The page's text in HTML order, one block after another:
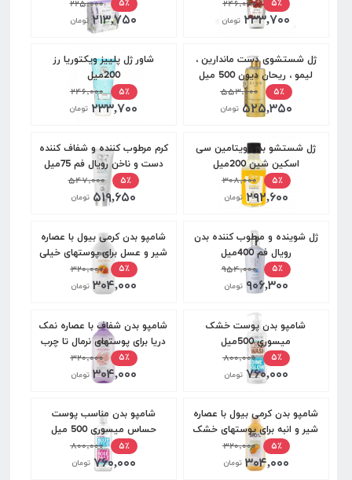
۵٪ ۲۴۶,۰۰۰
۲۳۳,۷۰۰ تومان
۵٪ ۲۲۵,۰۰۰
۲۱۳,۷۵۰ تومان
ژل شستشوی دست ماندارین ،
لیمو ، ریحان دیون 500 میل
۵٪
۵۵۳,۰۰۰
۵۲۵,۳۵۰ تومان
شاور ژل پلییز ویکتوریا رز
200میل
۵٪
۲۴۶,۰۰۰
۲۳۳,۷۰۰ تومان
ژل شستشو بدن ویتامین سی
اسکین شین 200میل
۵٪
۳۰۸,۰۰۰
۲۹۲,۶۰۰ تومان
کرم مرطوب کننده و شفاف کننده
دست و ناخن رویال فم 75میل
۵٪
۵۴۷,۰۰۰
۵۱۹,۶۵۰ تومان
ژل شوینده و مرطوب کننده بدن
رویال فم 400میل
۵٪
۹۵۴,۰۰۰
۹۰۶,۳۰۰ تومان
شامپو بدن کرمی بیول با عصاره
شیر و عسل برای پوستهای خیلی
خشک 400 میل
۵٪ ۳۲۰,۰۰۰
۳۰۴,۰۰۰ تومان
شامپو بدن پوست خشک
میسوری 500میل
۵٪
۸۰۰,۰۰۰
۷۶۰,۰۰۰ تومان
شامپو بدن شفاف با عصاره نمک
دریا برای پوستهای نرمال تا چرب
بیول 400 میل
۵٪ ۳۲۰,۰۰۰
۳۰۴,۰۰۰ تومان
شامپو بدن کرمی بیول با عصاره
شیر و انبه برای پوستهای خشک
400 میل۵٪ ۳۲۰,۰۰۰
۳۰۴,۰۰۰ تومان
شامپو بدن مناسب پوست
حساس میسوری 500 میل
۵٪
۸۰۰,۰۰۰
۷۶۰,۰۰۰ تومان